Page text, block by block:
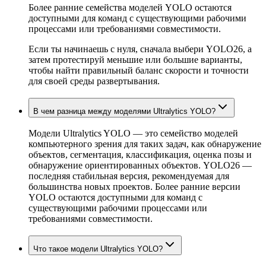
Более ранние семейства моделей YOLO остаются
доступными для команд с существующими рабочими
процессами или требованиями совместимости.
Если ты начинаешь с нуля, сначала выбери YOLO26, а
затем протестируй меньшие или большие варианты,
чтобы найти правильный баланс скорости и точности
для своей среды развертывания.
В чем разница между моделями Ultralytics YOLO?
Модели Ultralytics YOLO — это семейство моделей
компьютерного зрения для таких задач, как обнаружение
объектов, сегментация, классификация, оценка позы и
обнаружение ориентированных объектов. YOLO26 —
последняя стабильная версия, рекомендуемая для
большинства новых проектов. Более ранние версии
YOLO остаются доступными для команд с
существующими рабочими процессами или
требованиями совместимости.
Что такое модели Ultralytics YOLO?